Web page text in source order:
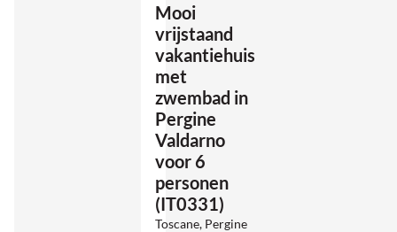
Mooi
vrijstaand
vakantiehuis
met
zwembad in
Pergine
Valdarno
voor 6
personen
(IT0331)
Toscane, Pergine